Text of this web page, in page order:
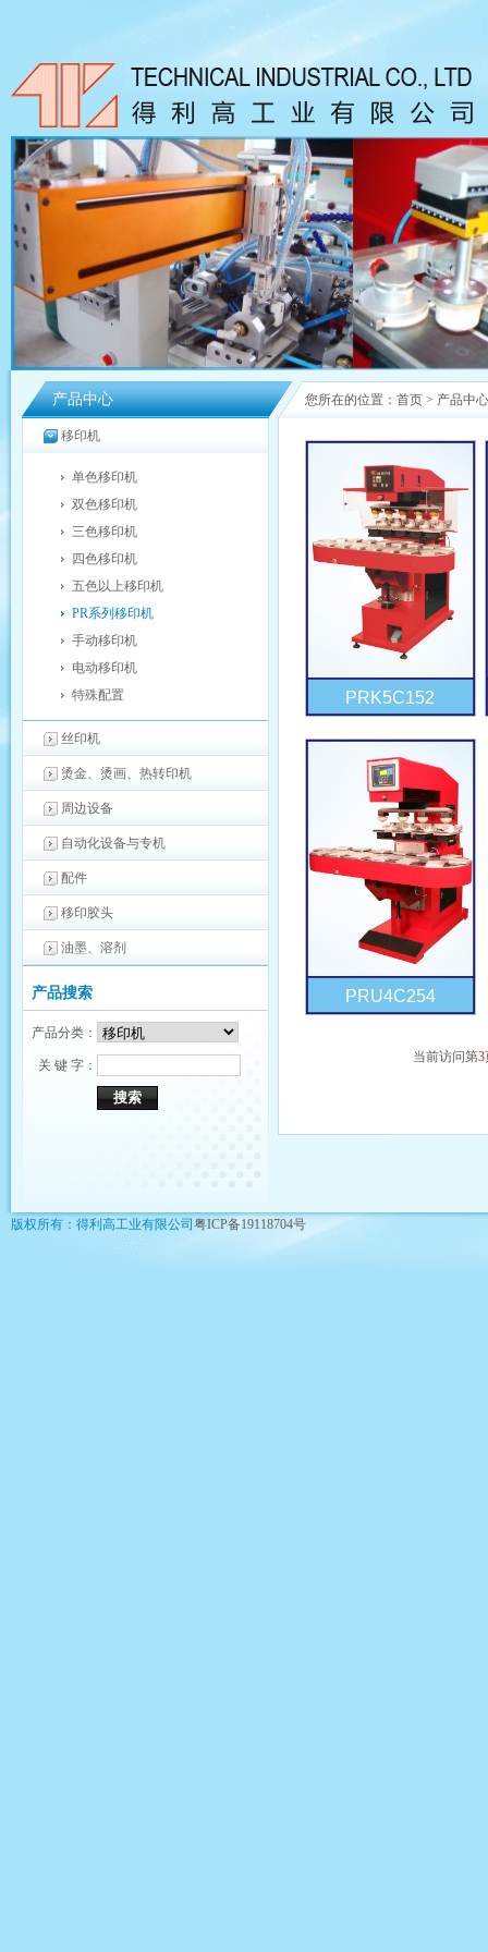
产品中心
移印机
单色移印机
双色移印机
三色移印机
四色移印机
五色以上移印机
PR系列移印机
手动移印机
电动移印机
特殊配置
丝印机
烫金、烫画、热转印机
周边设备
自动化设备与专机
配件
移印胶头
油墨、溶剂
产品搜索
产品分类：
关 键 字：
您所在的位置： 首页 > 产品中心
PRK5C152
PRU4C254
当前访问第3
版权所有：得利高工业有限公司 粤ICP备19118704号